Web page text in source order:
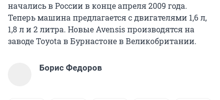
начались в России в конце апреля 2009 года.
Теперь машина предлагается с двигателями 1,6 л,
1,8 л и 2 литра. Новые Avensis производятся на
заводе Toyota в Бурнастоне в Великобритании.
Борис Федоров